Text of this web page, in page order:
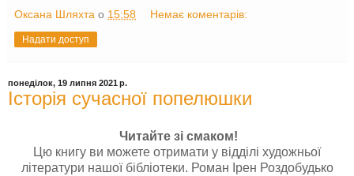
Оксана Шляхта о 15:58 Немає коментарів:
Надати доступ
понеділок, 19 липня 2021 р.
Історія сучасної попелюшки
Читайте зі смаком!
Цю книгу ви можете отримати у відділі художньої
літератури нашої бібліотеки. Роман Ірен Роздобудько